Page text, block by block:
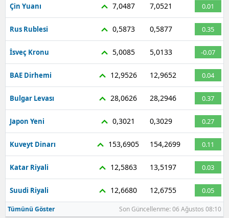
Çin Yuanı 7,0487 7,0521 0.01
Rus Rublesi 0,5873 0,5877 0.35
İsveç Kronu 5,0085 5,0133 -0.07
BAE Dirhemi 12,9526 12,9652 0.04
Bulgar Levası 28,0626 28,2946 0.37
Japon Yeni 0,3021 0,3029 0.27
Kuveyt Dinarı 153,6905 154,2699 0.11
Katar Riyali 12,5863 13,5197 0.03
Suudi Riyali 12,6680 12,6755 0.05
Tümünü Göster Son Güncellenme: 06 Ağustos 08:10